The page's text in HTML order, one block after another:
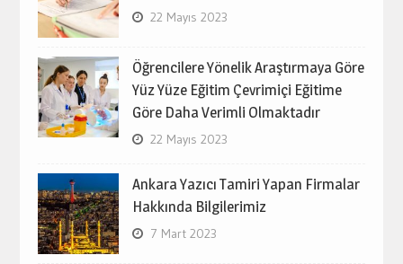
22 Mayıs 2023
Öğrencilere Yönelik Araştırmaya Göre
Yüz Yüze Eğitim Çevrimiçi Eğitime
Göre Daha Verimli Olmaktadır
22 Mayıs 2023
Ankara Yazıcı Tamiri Yapan Firmalar
Hakkında Bilgilerimiz
7 Mart 2023